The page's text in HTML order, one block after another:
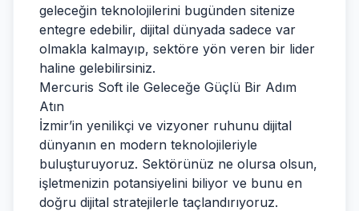
geleceğin teknolojilerini bugünden sitenize
entegre edebilir, dijital dünyada sadece var
olmakla kalmayıp, sektöre yön veren bir lider
haline gelebilirsiniz.
Mercuris Soft ile Geleceğe Güçlü Bir Adım
Atın
İzmir’in yenilikçi ve vizyoner ruhunu dijital
dünyanın en modern teknolojileriyle
buluşturuyoruz. Sektörünüz ne olursa olsun,
işletmenizin potansiyelini biliyor ve bunu en
doğru dijital stratejilerle taçlandırıyoruz.